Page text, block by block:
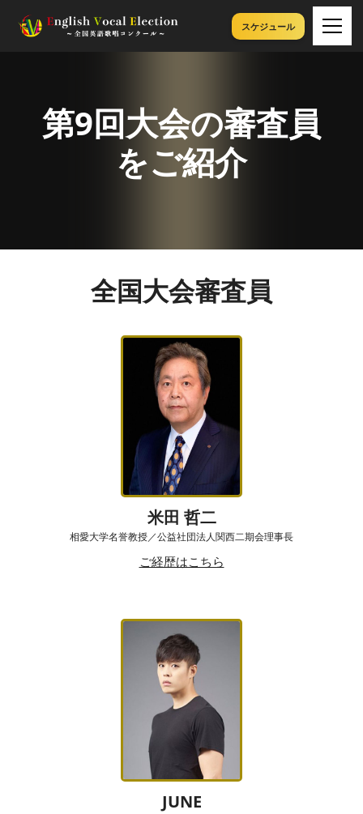
スケジュール
第9回大会の審査員
をご紹介
全国大会審査員
米田 哲二
相愛大学名誉教授／公益社団法人関西二期会理事長
ご経歴はこちら
JUNE